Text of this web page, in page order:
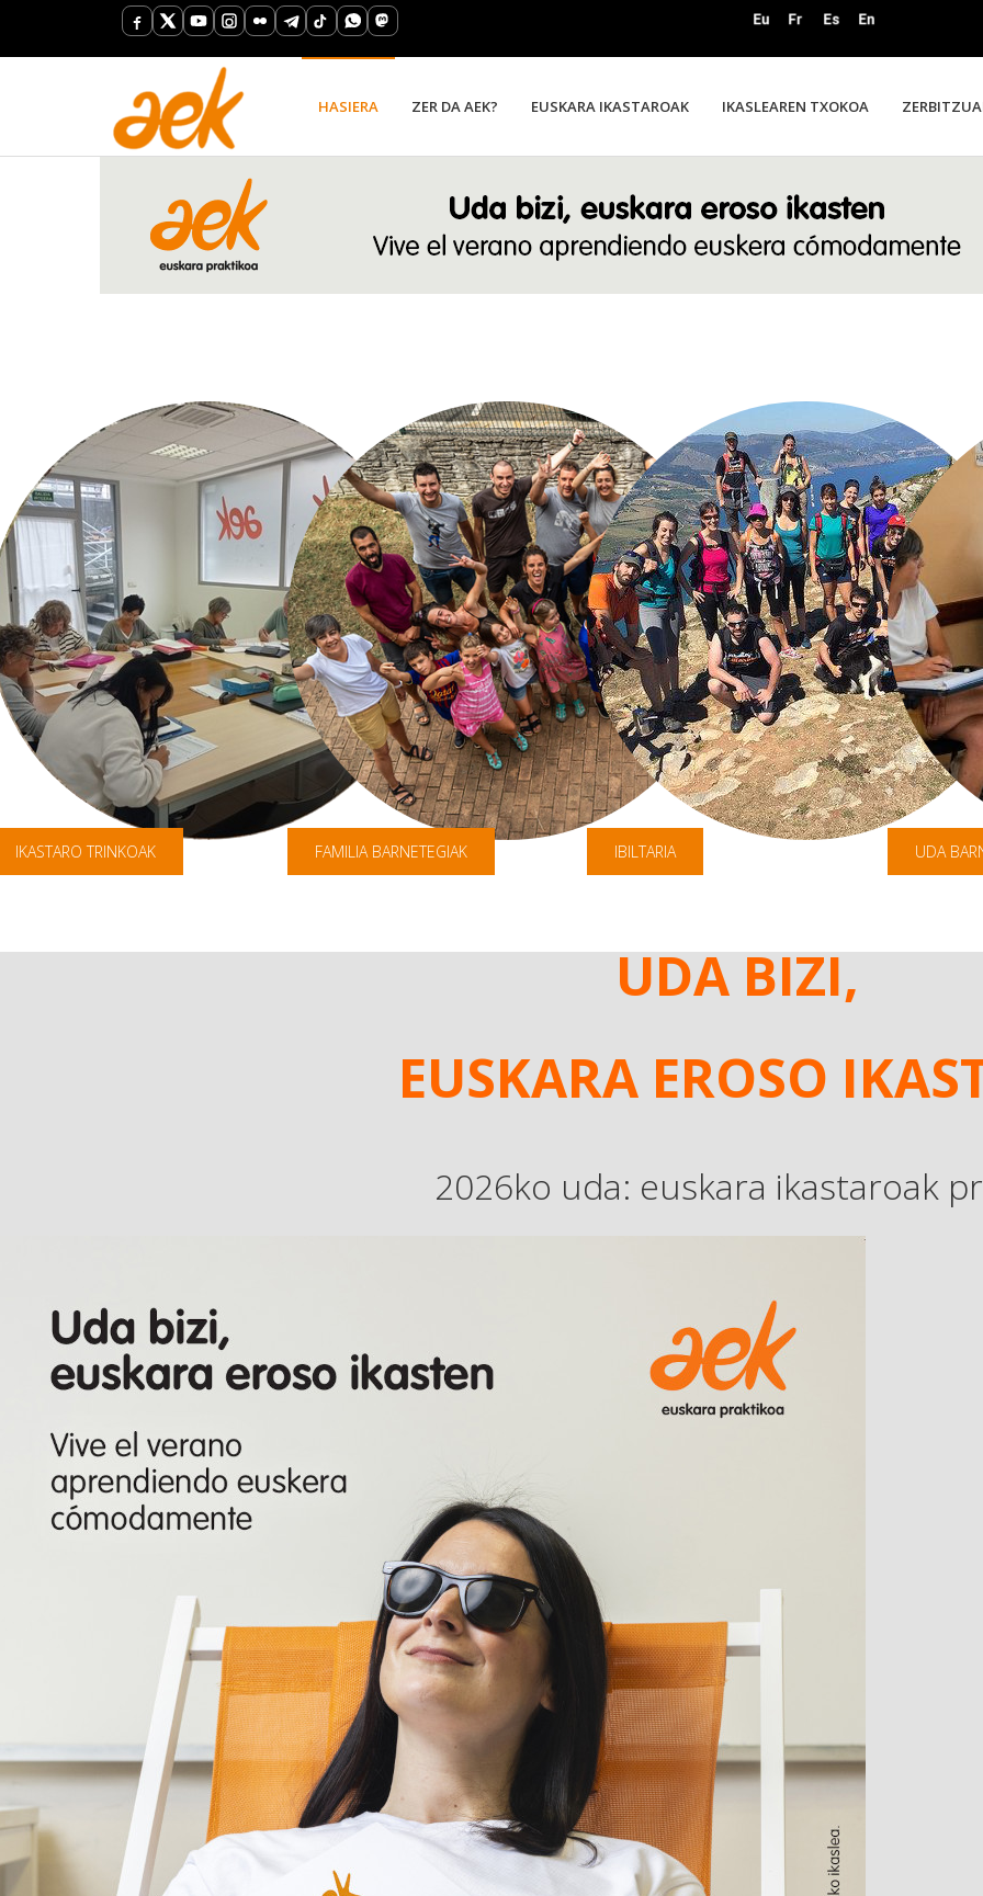
HASIERA ZER DA AEK? EUSKARA IKASTAROAK IKASLEAREN TXOKOA
IKASTARO TRINKOAK FAMILIA BARNETEGIAK IBILTARIA UDA
UDA BIZI,
EUSKARA EROSO
2026ko uda: euskara ikastaroak